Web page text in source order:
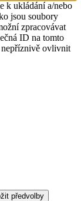
k ukládání a/nebo
jsou soubory
zpracovávat
ID na tomto
nepříznivě ovlivnit
předvolby